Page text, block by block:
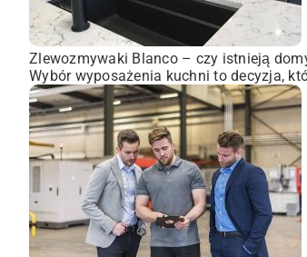
Zlewozmywaki Blanco – czy istnieją
Wybór wyposażenia kuchni to decyzja,